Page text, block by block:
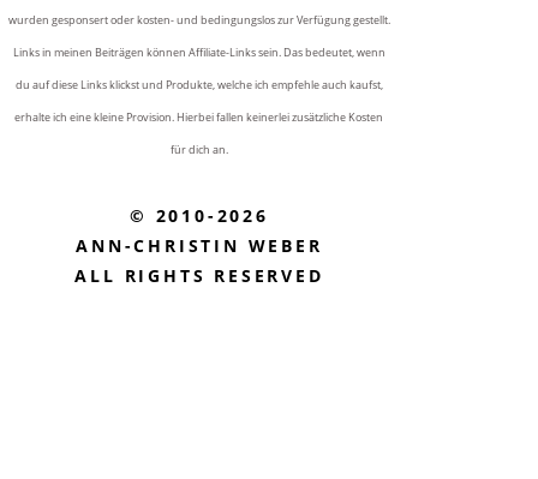
wurden gesponsert oder kosten- und bedingungslos zur Verfügung gestellt.
Links in meinen Beiträgen können Affiliate-Links sein. Das bedeutet, wenn
du auf diese Links klickst und Produkte, welche ich empfehle auch kaufst,
erhalte ich eine kleine Provision. Hierbei fallen keinerlei zusätzliche Kosten
für dich an.
© 2010-2026
ANN-CHRISTIN WEBER
ALL RIGHTS RESERVED